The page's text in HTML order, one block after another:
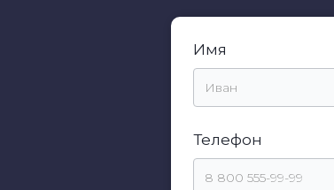
Имя
Телефон